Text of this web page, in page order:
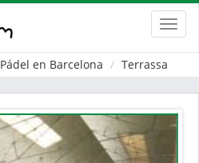
Pádel en Barcelona Terrassa